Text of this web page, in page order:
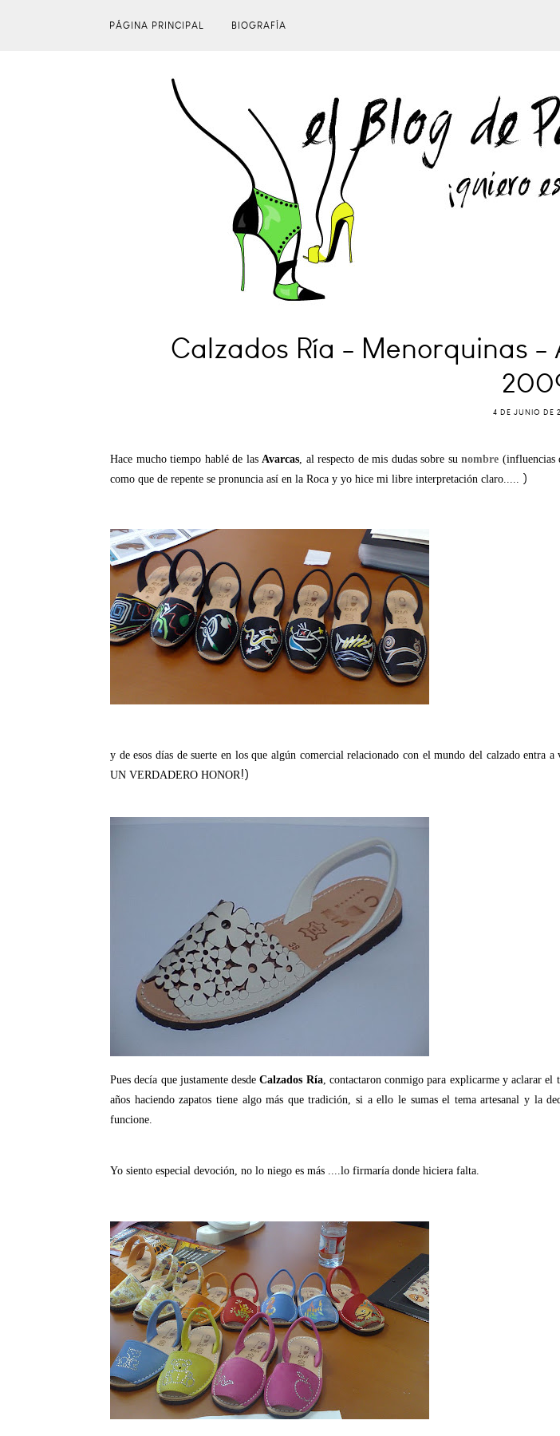
PÁGINA PRINCIPAL BIOGRAFÍA
Calzados Ría - Menorquinas
4 DE JUNIO DE
Hace mucho tiempo hablé de las Avarcas, al respecto de mis dudas sobre su nombre (influencias
como que de repente se pronuncia así en la Roca y yo hice mi libre interpretación claro..... )
y de esos días de suerte en los que algún comercial relacionado con el mundo del calzado
UN VERDADERO HONOR!)
Pues decía que justamente desdeCalzados Ría, contactaron conmigo para explicarme y aclarar
años haciendo zapatos tiene algo más que tradición, si a ello le sumas el tema artesanal y la
funcione.
Yo siento especial devoción, no lo niego es más ....lo firmaría donde hiciera falta.